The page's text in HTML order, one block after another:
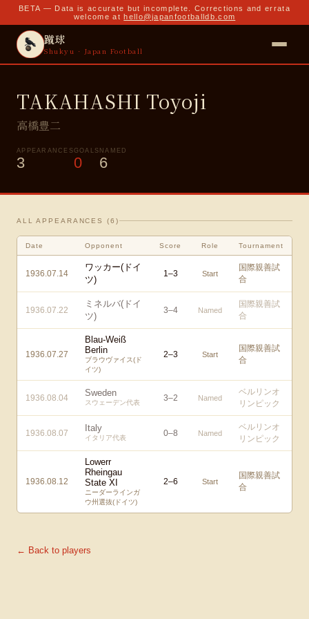
BETA — Data is accurate but incomplete. Corrections and errata
welcome at hello@japanfootballdb.com
蹴球
Shukyu · Japan Football
TAKAHASHI Toyoji
高橋豊二
APPEARANCES
3
GOALS
0
NAMED
6
ALL APPEARANCES (6 )
Date Opponent Score Role Tournament
1936.07.14
ワッカー(ドイ
ツ)
1–3 Start
国際親善試
合
1936.07.22
ミネルバ(ドイ
ツ)
3–4 Named
国際親善試
合
1936.07.27
Blau-Weiß
Berlin
ブラウヴァイス(ド
イツ)
2–3 Start
国際親善試
合
1936.08.04 Sweden
スウェーデン代表 3–2 Named
ベルリンオ
リンピック
1936.08.07 Italy
イタリア代表 0–8 Named
ベルリンオ
リンピック
1936.08.12
Lowerr
Rheingau
State XI
ニーダーラインガ
ウ州選抜(ドイツ)
2–6 Start
国際親善試
合
← Back to players